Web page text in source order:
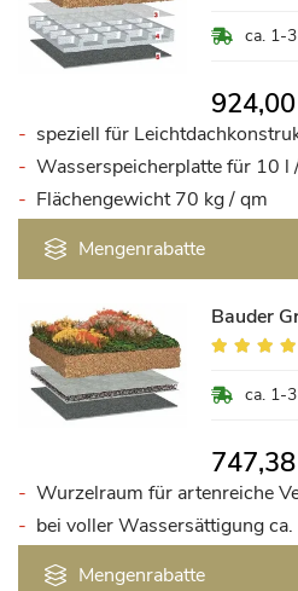
ca. 1-
speziell für
Wasserspeicherplatte für 10 l
Flächengewicht 70 kg / qm
Mengenrabatte
Bauder
ca. 1-
Wurzelraum für artenreiche
bei voller Wassersättigung
Mengenrabatte